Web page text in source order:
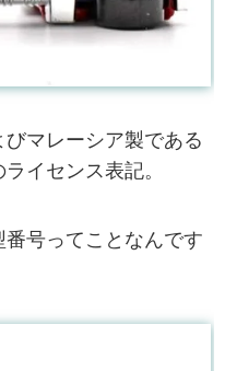
マレーシア製である
イセンス表記。
号ってことなんです